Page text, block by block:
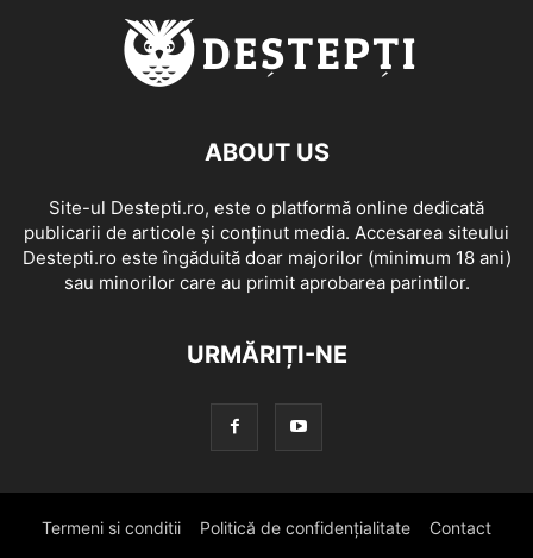
ABOUT US
Site-ul Destepti.ro, este o platformă online dedicată
publicarii de articole și conținut media. Accesarea siteului
Destepti.ro este îngăduită doar majorilor (minimum 18 ani)
sau minorilor care au primit aprobarea parintilor.
URMĂRIȚI-NE
Termeni si conditii Politică de confidențialitate Contact